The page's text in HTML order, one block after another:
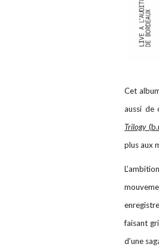
Cet
aussi de
Trilogy
plus aux
faisant
d’une